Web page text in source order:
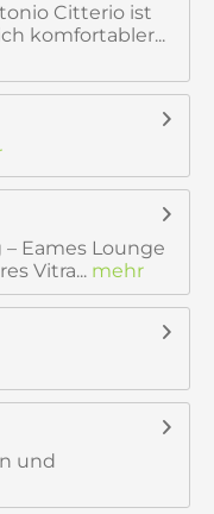
Citterio ist
komfortabler...
Eames Lounge
Vitra... mehr
und